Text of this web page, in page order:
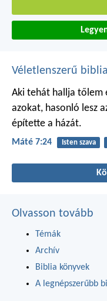
Véletlenszerű
Aki tehát hallja tőlem
azokat, hasonló lesz
építette a házát.
Máté 7:24 Isten szava
Olvasson tovább
Témák
Archív
Biblia könyvek
A legnépszerűbb